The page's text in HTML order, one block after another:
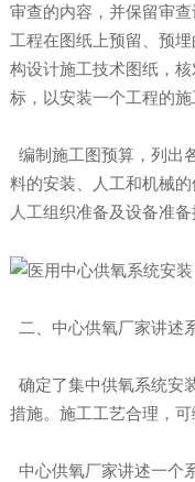
审查的内容，并保留审
工程在图纸上预留、预
构设计施工技术图纸，
标，以安装一个工程的施
编制施工图预算，列出
料的安装、人工和机械
人工组织准备及设备准备
二、中心供氧厂家讲述
确定了集中供氧系统安
措施。施工工艺合理，可
中心供氧厂家讲述一个